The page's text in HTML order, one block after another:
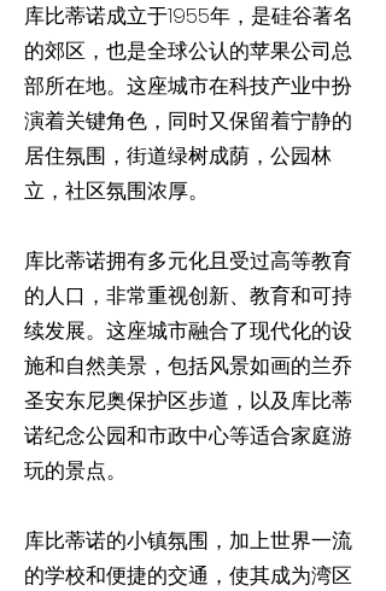
库比蒂诺成立于1955年，是硅谷著名
的郊区，也是全球公认的苹果公司总
部所在地。这座城市在科技产业中扮
演着关键角色，同时又保留着宁静的
居住氛围，街道绿树成荫，公园林
立，社区氛围浓厚。
库比蒂诺拥有多元化且受过高等教育
的人口，非常重视创新、教育和可持
续发展。这座城市融合了现代化的设
施和自然美景，包括风景如画的兰乔
圣安东尼奥保护区步道，以及库比蒂
诺纪念公园和市政中心等适合家庭游
玩的景点。
库比蒂诺的小镇氛围，加上世界一流
的学校和便捷的交通，使其成为湾区